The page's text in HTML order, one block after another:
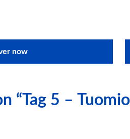
now
“Tag 5 –